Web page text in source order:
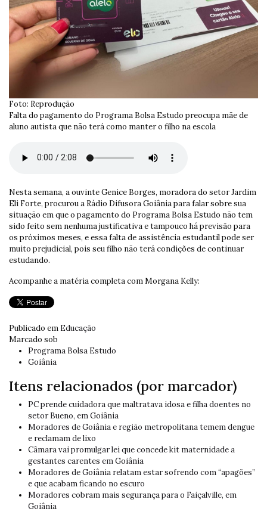
Foto: Reprodução
Falta do pagamento do Programa Bolsa Estudo preocupa mãe de
aluno autista que não terá como manter o filho na escola
Nesta semana, a ouvinte Genice Borges, moradora do setor Jardim
Eli Forte, procurou a Rádio Difusora Goiânia para falar sobre sua
situação em que o pagamento do Programa Bolsa Estudo não tem
sido feito sem nenhuma justificativa e tampouco há previsão para
os próximos meses, e essa falta de assistência estudantil pode ser
muito prejudicial, pois seu filho não terá condições de continuar
estudando.
Acompanhe a matéria completa com Morgana Kelly:
Publicado em Educação
Marcado sob
Programa Bolsa Estudo
Goiânia
Itens relacionados (por marcador)
PC prende cuidadora que maltratava idosa e filha doentes no
setor Bueno, em Goiânia
Moradores de Goiânia e região metropolitana temem dengue
e reclamam de lixo
Câmara vai promulgar lei que concede kit maternidade a
gestantes carentes em Goiânia
Moradores de Goiânia relatam estar sofrendo com “apagões”
e que acabam ficando no escuro
Moradores cobram mais segurança para o Faiçalville, em
Goiânia